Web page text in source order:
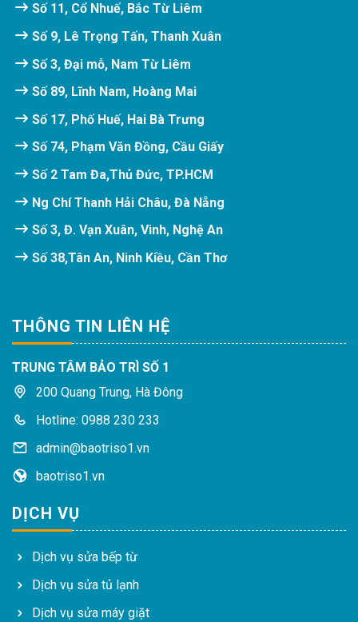
Số 11, Cổ Nhuế, Bắc Từ Liêm
Số 9, Lê Trọng Tấn, Thanh Xuân
Số 3, Đại mỗ, Nam Từ Liêm
Số 89, Lĩnh Nam, Hoàng Mai
Số 17, Phố Huế, Hai Bà Trưng
Số 74, Phạm Văn Đồng, Cầu Giấy
Số 2 Tam Đa,Thủ Đức, TP.HCM
Ng Chí Thanh Hải Châu, Đà Nẵng
Số 3, Đ. Vạn Xuân, Vinh, Nghệ An
Số 38,Tân An, Ninh Kiều, Cần Thơ
THÔNG TIN LIÊN HỆ
TRUNG TÂM BẢO TRÌ SỐ 1
200 Quang Trung, Hà Đông
Hotline: 0988 230 233
admin@baotriso1.vn
baotriso1.vn
DỊCH VỤ
Dịch vụ sửa bếp từ
Dịch vụ sửa tủ lạnh
Dịch vụ sửa máy giặt